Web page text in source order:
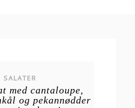
SALATER
med cantaloupe,
og pekannødder